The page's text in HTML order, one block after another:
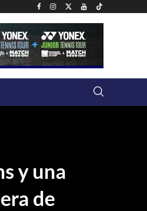
y una
de